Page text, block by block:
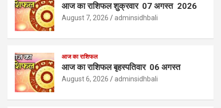
आज का राशिफल शुक्रवार 07 अगस्त 2026
August 7, 2026 adminsidhbali
आज का राशिफल
आज का राशिफल बृहस्पतिवार 06 अगस्त
August 6, 2026 adminsidhbali